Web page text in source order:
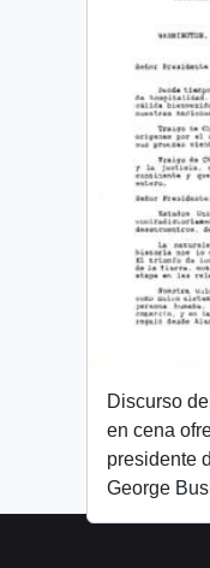
Discurso
en cena
presidente
George